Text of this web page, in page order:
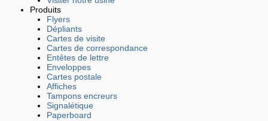
Produits
Flyers
Dépliants
Cartes de visite
Cartes de correspondance
Entêtes de lettre
Enveloppes
Cartes postale
Affiches
Tampons encreurs
Signalétique
Paperboard